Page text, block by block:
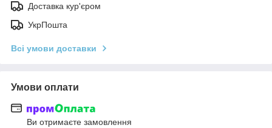
Доставка кур'єром
УкрПошта
Всі умови доставки
Умови оплати
Ви отримаєте замовлення